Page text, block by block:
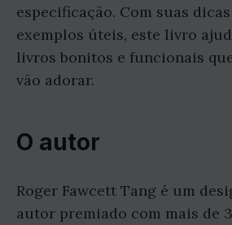
especificação. Com suas
exemplos úteis, este livro
livros bonitos e funcionais
vão adorar.
O autor
Roger Fawcett Tang é um
autor premiado com mais de